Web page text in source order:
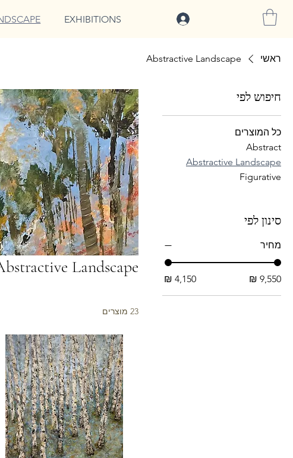
EXHIBITIONS
ראשי Abstractive Landscape
חיפוש לפי
כל המוצרים
Abstract
Abstractive Landscape
Figurative
סינון לפי
מחיר
Landscape
23 מוצרים